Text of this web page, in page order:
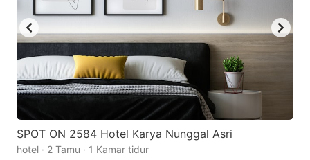
SPOT ON 2584 Hotel Karya Nunggal Asri
hotel · 2 Tamu · 1 Kamar tidur